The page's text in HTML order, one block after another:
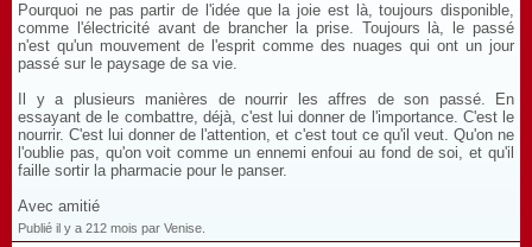
Pourquoi ne pas partir de l'idée que la joie est là, toujours disponible,
comme l'électricité avant de brancher la prise. Toujours là, le passé
n'est qu'un mouvement de l'esprit comme des nuages qui ont un jour
passé sur le paysage de sa vie.
Il y a plusieurs manières de nourrir les affres de son passé. En
essayant de le combattre, déjà, c'est lui donner de l'importance. C'est le
nourrir. C'est lui donner de l'attention, et c'est tout ce qu'il veut. Qu'on ne
l'oublie pas, qu'on voit comme un ennemi enfoui au fond de soi, et qu'il
faille sortir la pharmacie pour le panser.
Avec amitié
Publié il y a 212 mois par Venise.